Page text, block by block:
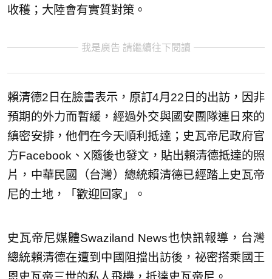
收穫；大陸會有實質對策。
我是廣告 請繼續往下閱讀
賴清德2日在臉書表示，原訂4月22日的出訪，因非
預期的外力而暫緩，經過外交與國安團隊連日來的
縝密安排，他們在今天順利抵達；史瓦帝尼政府官
方Facebook、X隨後也發文，貼出賴清德抵達的照
片，中華民國（台灣）總統賴清德已經踏上史瓦帝
尼的土地，「歡迎回家」。
史瓦帝尼媒體Swaziland News也快訊報導，台灣
總統賴清德在遭到中國阻擋出訪後，祕密搭乘國王